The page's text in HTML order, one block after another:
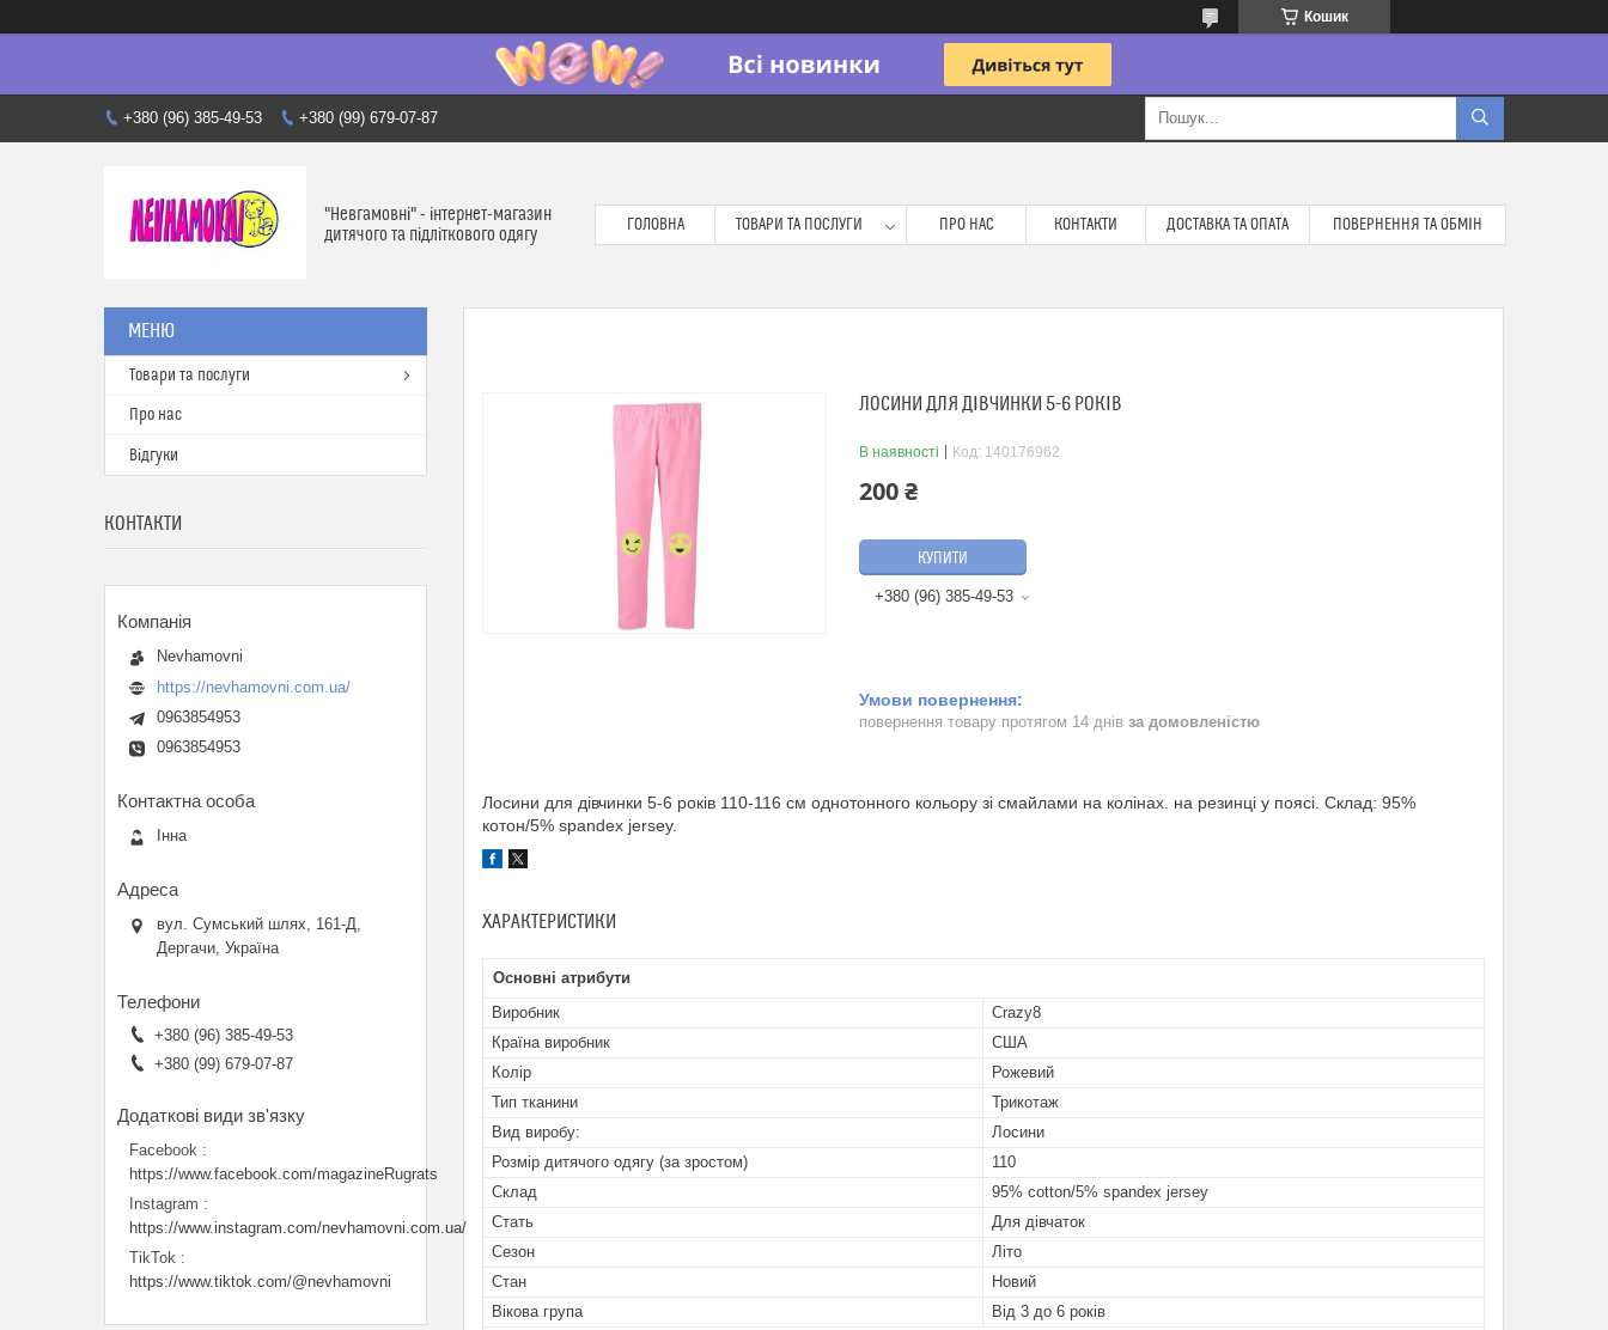
Кошик
+380 (96) 385-49-53 +380 (99) 679-07-87
"Невгамовні" - інтернет-магазин
дитячого та підліткового одягу
ГОЛОВНА ТОВАРИ ТА ПОСЛУГИ ПРО НАС КОНТАКТИ ДОСТАВКА ТА ОПАТА ПОВЕРНЕННЯ ТА ОБМІН
ЛОСИНИ ДЛЯ ДІВЧИНКИ 5-6 РОКІВ
В наявності Код: 140176962
200 ₴
КУПИТИ
+380 (96) 385-49-53
повернення товару протягом 14 днів за домовленістю
Лосини для дівчинки 5-6 років 110-116 см однотонного кольору зі смайлами на колінах. на резинці у поясі. Склад: 95%
котон/5% spandex jersey.
ХАРАКТЕРИСТИКИ
Основні атрибути
Виробник
Crazy8
Країна виробник
США
Колір
Рожевий
Тип тканини
Трикотаж
Вид виробу:
Лосини
Розмір дитячого одягу (за зростом)
110
Склад
95% cotton/5% spandex jersey
Стать
Для дівчаток
Сезон
Літо
Стан
Новий
Вікова група
Від 3 до 6 років
Товари та послуги
Про нас
Відгуки
КОНТАКТИ
Nevhamovni
https://nevhamovni.com.ua/
0963854953
0963854953
Інна
вул. Сумський шлях, 161-Д,
Дергачи, Україна
+380 (96) 385-49-53
+380 (99) 679-07-87
Facebook
https://www.facebook.com/magazineRugrats
Instagram
https://www.instagram.com/nevhamovni.com.ua/
TikTok
https://www.tiktok.com/@nevhamovni